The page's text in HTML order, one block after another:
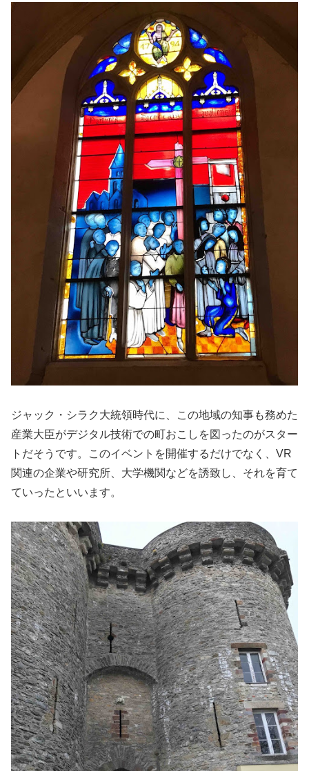
ジャック・シラク大統領時代に、この地域の知事も務めた
産業大臣がデジタル技術での町おこしを図ったのがスター
トだそうです。このイベントを開催するだけでなく、VR
関連の企業や研究所、大学機関などを誘致し、それを育て
ていったといいます。